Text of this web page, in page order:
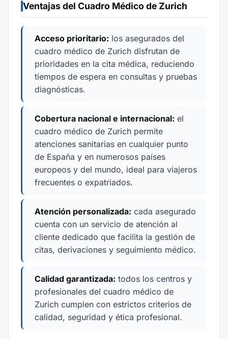
Ventajas del Cuadro Médico de Zurich
Acceso prioritario: los asegurados del
cuadro médico de Zurich disfrutan de
prioridades en la cita médica, reduciendo
tiempos de espera en consultas y pruebas
diagnósticas.
Cobertura nacional e internacional: el
cuadro médico de Zurich permite
atenciones sanitarias en cualquier punto
de España y en numerosos países
europeos y del mundo, ideal para viajeros
frecuentes o expatriados.
Atención personalizada: cada asegurado
cuenta con un servicio de atención al
cliente dedicado que facilita la gestión de
citas, derivaciones y seguimiento médico.
Calidad garantizada: todos los centros y
profesionales del cuadro médico de
Zurich cumplen con estrictos criterios de
calidad, seguridad y ética profesional.